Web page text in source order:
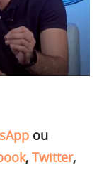
ou
, Twitter,